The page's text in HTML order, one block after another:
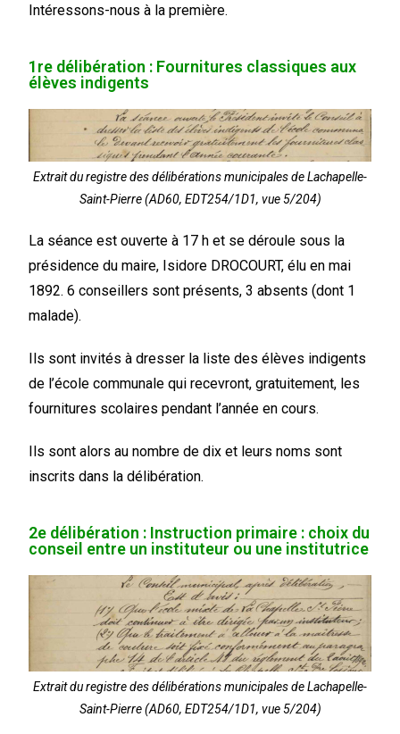
Intéressons-nous à la première.
1re délibération : Fournitures classiques aux
élèves indigents
Extrait du registre des délibérations municipales de Lachapelle-
Saint-Pierre (AD60, EDT254/1D1, vue 5/204)
La séance est ouverte à 17 h et se déroule sous la
présidence du maire, Isidore DROCOURT, élu en mai
1892. 6 conseillers sont présents, 3 absents (dont 1
malade).
Ils sont invités à dresser la liste des élèves indigents
de l’école communale qui recevront, gratuitement, les
fournitures scolaires pendant l’année en cours.
Ils sont alors au nombre de dix et leurs noms sont
inscrits dans la délibération.
2e délibération : Instruction primaire : choix du
conseil entre un instituteur ou une institutrice
Extrait du registre des délibérations municipales de Lachapelle-
Saint-Pierre (AD60, EDT254/1D1, vue 5/204)